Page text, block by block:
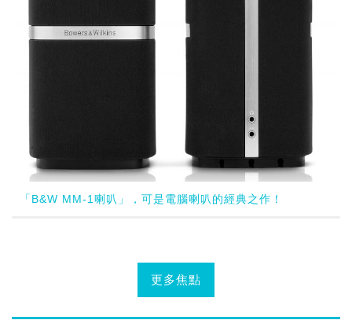
「B&W MM-1喇叭」，可是電腦喇叭的經典之作！
更多焦點